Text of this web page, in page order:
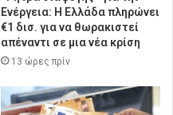
Ενέργεια: Η Ελλάδα πληρώνει
€1 δισ. για να θωρακιστεί
απέναντι σε μια νέα κρίση
13 ώρες πρίν